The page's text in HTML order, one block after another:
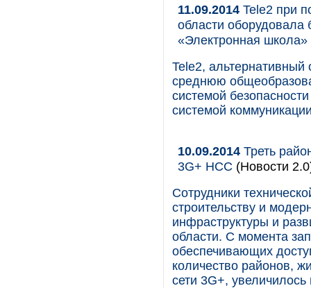
11.09.2014 Tele2 при
области
«Электронная школа»
Tele2,
среднюю
системой
системой
10.09.2014 Треть
3G+ НСС (Новости
Сотрудники
строительству и
инфраструктуры и
области. С момента
обеспечивающих
количество районов,
сети 3G+,